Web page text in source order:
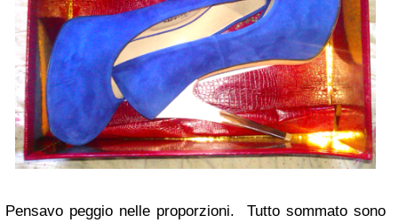
Pensavo peggio nelle proporzioni. Tutto sommato sono